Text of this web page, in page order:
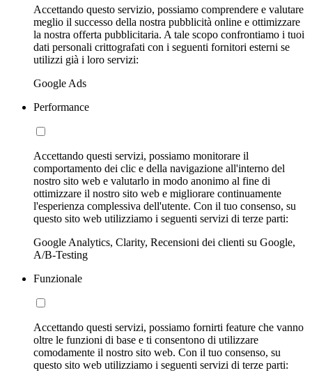
Accettando questo servizio, possiamo comprendere e valutare
meglio il successo della nostra pubblicità online e ottimizzare
la nostra offerta pubblicitaria. A tale scopo confrontiamo i tuoi
dati personali crittografati con i seguenti fornitori esterni se
utilizzi già i loro servizi:
Google Ads
Performance
Accettando questi servizi, possiamo monitorare il
comportamento dei clic e della navigazione all'interno del
nostro sito web e valutarlo in modo anonimo al fine di
ottimizzare il nostro sito web e migliorare continuamente
l'esperienza complessiva dell'utente. Con il tuo consenso, su
questo sito web utilizziamo i seguenti servizi di terze parti:
Google Analytics, Clarity, Recensioni dei clienti su Google,
A/B-Testing
Funzionale
Accettando questi servizi, possiamo fornirti feature che vanno
oltre le funzioni di base e ti consentono di utilizzare
comodamente il nostro sito web. Con il tuo consenso, su
questo sito web utilizziamo i seguenti servizi di terze parti: